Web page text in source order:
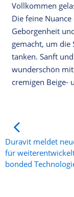
Vollkommen
Die feine
Geborgenheit
gemacht, um die
tanken. Sanft
wunderschön
cremigen Beige-
Duravit meldet
für
bonded